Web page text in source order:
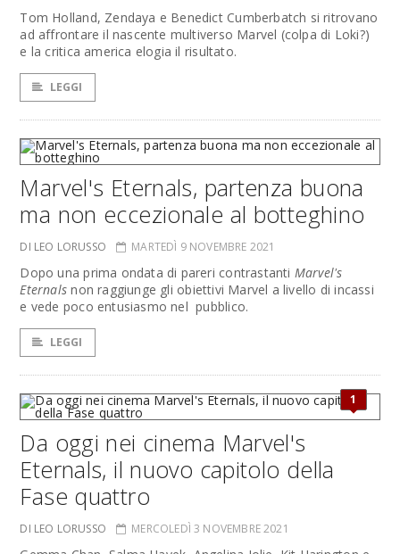
Tom Holland, Zendaya e Benedict Cumberbatch si ritrovano
ad affrontare il nascente multiverso Marvel (colpa di Loki?)
e la critica america elogia il risultato.
LEGGI
Marvel's Eternals, partenza buona
ma non eccezionale al botteghino
DI LEO LORUSSO MARTEDÌ 9 NOVEMBRE 2021
Dopo una prima ondata di pareri contrastanti Marvel's
Eternals non raggiunge gli obiettivi Marvel a livello di incassi
e vede poco entusiasmo nel pubblico.
LEGGI
1
Da oggi nei cinema Marvel's
Eternals, il nuovo capitolo della
Fase quattro
DI LEO LORUSSO MERCOLEDÌ 3 NOVEMBRE 2021